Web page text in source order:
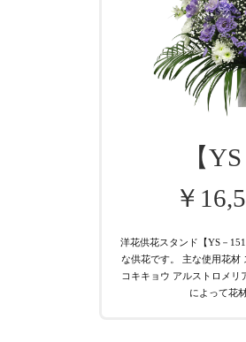
【
￥
洋花供花スタンド【YS－
な供花です。 主な使用花材
コキキョウ アルストロメ
によって花